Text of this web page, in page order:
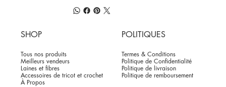
SHOP
Tous nos produits
Meilleurs vendeurs
Laines et fibres
Accessoires de tricot et crochet
À Propos
POLITIQUES
Termes & Conditions
Politique de Confidentialité
Politique de livraison
Politique de remboursement